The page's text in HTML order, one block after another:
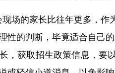
的家长比往年更多，作
性的判断，毕竟适合自己
，获取招生政策信息，要